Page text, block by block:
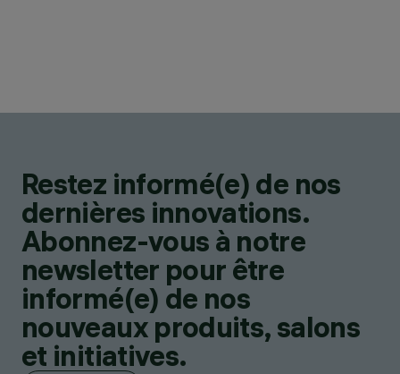
Restez informé(e) de nos
dernières innovations.
Abonnez-vous à notre
newsletter pour être
informé(e) de nos
nouveaux produits, salons
et initiatives.